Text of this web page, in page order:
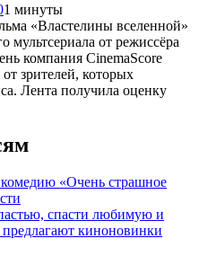
1 минуты
«Властелины вселенной»
от режиссёра
компания CinemaScore
зрителей, которых
Лента получила оценку
«Очень страшное
спасти любимую и
киноновинки